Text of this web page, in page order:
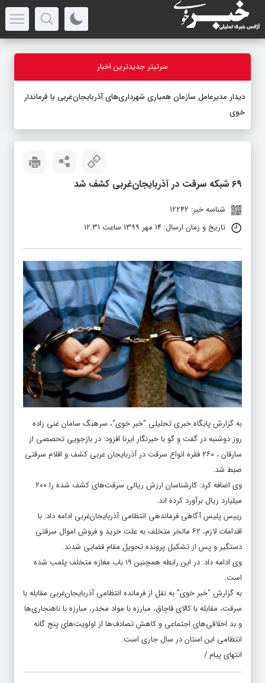
سرتیتر جدیدترین اخبار
دیدار مدیرعامل سازمان همیاری شهرداری‌های آذربایجان‌غربی با فرماندار
خوی
۶۹ شبکه سرقت در آذربایجان‌غربی کشف شد
شناسه خبر: 12242
تاریخ و زمان ارسال: 14 مهر 1399 ساعت 12:31
به گزارش پایگاه خبری تحلیلی “خبر خوی“، سرهنگ سامان غنی زاده
روز دوشنبه در گفت و گو با خبرنگار ایرنا افزود: در بازجویی تخصصی از
سارقان ، ۲۶۰ فقره انواع سرقت در آذربایجان غربی کشف و اقلام سرقتی
ضبط شد.
وی اضافه کرد: کارشناسان ارزش ریالی سرقت‌های کشف شده را ۲۰۰
میلیارد ریال برآورد کرده اند.
رییس پلیس آگاهی فرماندهی انتظامی آذربایجان‌غربی ادامه داد: با
اقدامات لازم، ۶۲ مالخر متخلف به علت خرید و فروش اموال سرقتی
دستگیر و پس از تشکیل پرونده تحویل مقام قضایی شدند.
وی ادامه داد: در این رابطه همچنین ۱۹ باب مغازه متخلف پلمب شده
است.
به گزارش “خبر خوی” به نقل از فرمانده انتظامی آذربایجان‌غربی مقابله با
سرقت، مقابله با کالای قاچاق، مبارزه با مواد مخدر، مبارزه با ناهنجاری‌ها
و بد اخلاقی‌های اجتماعی و کاهش تصادف‌ها از اولویت‌های پنج گانه
انتظامی این استان در سال جاری است.
انتهای پیام /